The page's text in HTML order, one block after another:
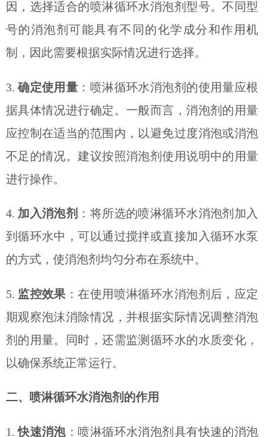
因，选择适合的喷淋循环水消泡剂型号。不同型
号的消泡剂可能具有不同的化学成分和作用机
制，因此需要根据实际情况进行选择。
3.确定使用量 ：喷淋循环水消泡剂的使用量应根
据具体情况进行确定。一般而言，消泡剂的用量
应控制在适当的范围内，以避免过度消泡或消泡
不足的情况。建议按照消泡剂使用说明中的用量
进行操作。
4. 加入消泡剂
：将所选的喷淋循环水消泡剂加入
到循环水中，可以通过搅拌或直接加入循环水泵
的方式，使消泡剂均匀分布在系统中。
5. 监控效果 ：在使用喷淋循环水消泡剂后，应定
期观察泡沫消除情况，并根据实际情况调整消泡
剂的用量。同时，还需监测循环水的水质变化，
以确保系统正常运行。
二、喷淋循环水消泡剂的作用
1.快速消泡：喷淋循环水消泡剂具有快速的消泡